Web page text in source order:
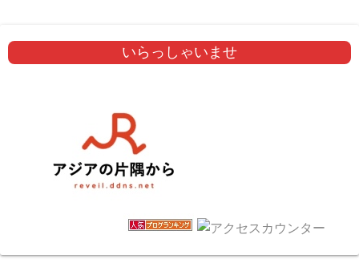
いらっしゃいませ